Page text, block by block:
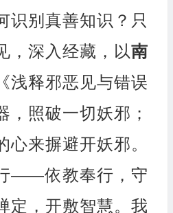
识别真善知识？只
，深入经藏，以南
浅释邪恶见与错误
，照破一切妖邪；
心来摒避开妖邪。
——依教奉行，守
定，开敷智慧。我